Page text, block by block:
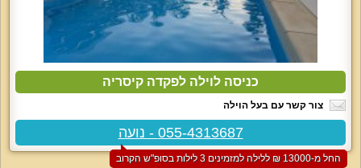
כניסה לוילה לפקדה קיסריה
צור קשר עם בעל הוילה
055-4313687 - נועה
החל מ-‏13000 ₪ ללילה למזמינים 3 לילות בסופ"ש הקרוב